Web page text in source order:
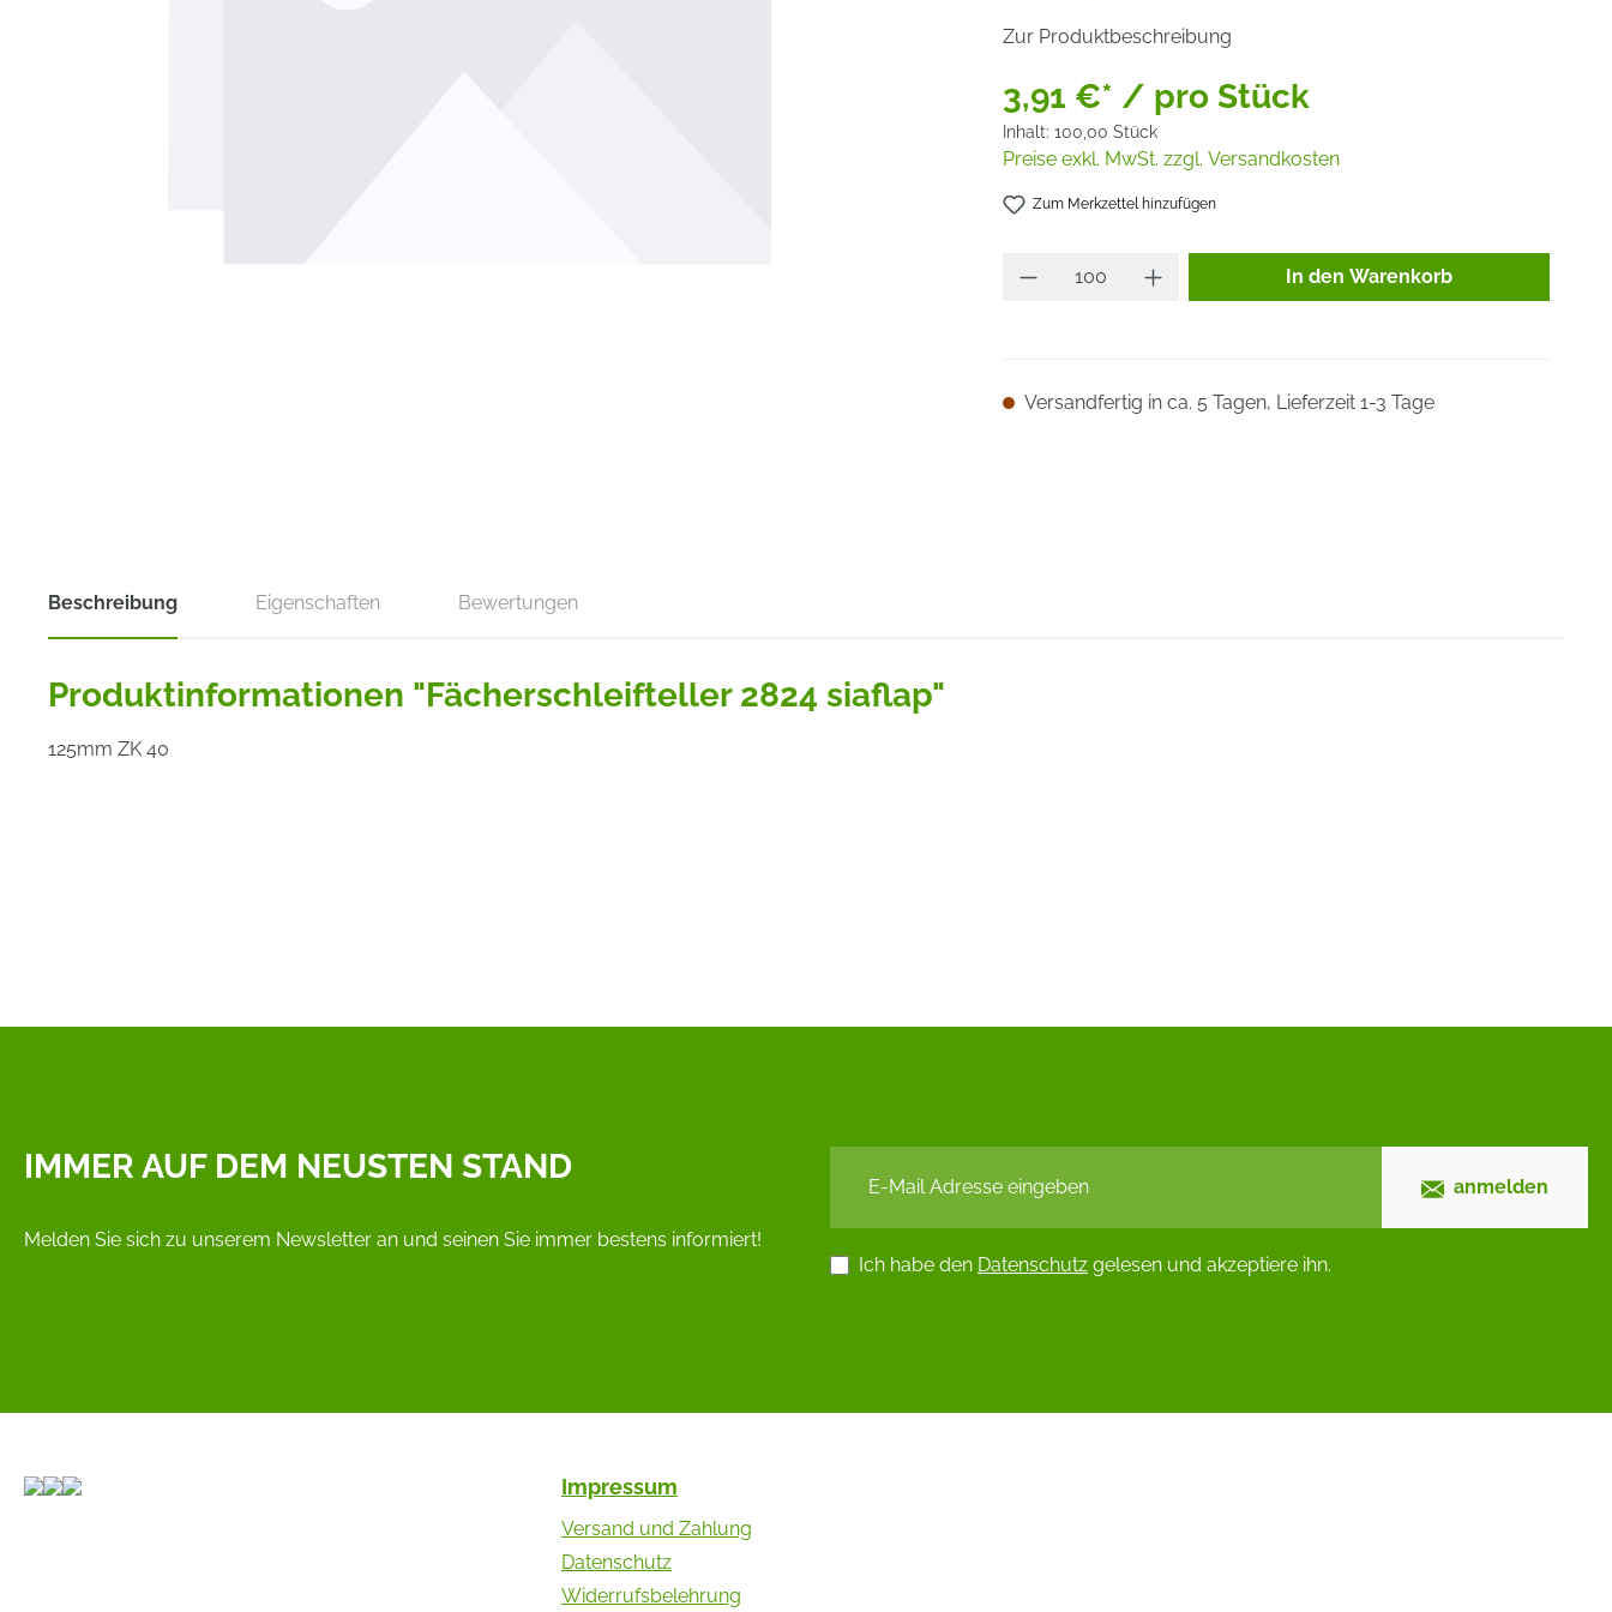
Zur Produktbeschreibung
3,91 €* / pro Stück
Inhalt: 100,00 Stück
Preise exkl. MwSt. zzgl. Versandkosten
Zum Merkzettel hinzufügen
Produkt Anzahl: Gib den
In den Warenkorb
Versandfertig in ca. 5 Tagen, Lieferzeit 1-3 Tage
Beschreibung Eigenschaften Bewertungen
Produktinformationen "Fächerschleifteller 2824 siaflap"
125mm ZK 40
IMMER AUF DEM NEUSTEN STAND
Melden Sie sich zu unserem Newsletter an und seinen Sie immer bestens informiert!
anmelden
Ich habe den Datenschutz gelesen und akzeptiere ihn.
Impressum
Versand und Zahlung
Datenschutz
Widerrufsbelehrung